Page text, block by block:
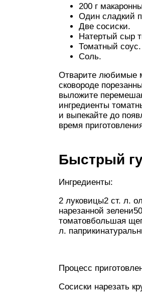
200 г
Один сладкий
Две сосиски.
Натертый сыр
Томатный соус.
Соль.
Отварите любимые
сковороде
выложите
ингредиенты
и выпекайте до
время
Быстрый
Ингредиенты:
2 луковицы2 ст. л.
нарезанной
томатовбольшая
л.
Процесс
Сосиски нарезать